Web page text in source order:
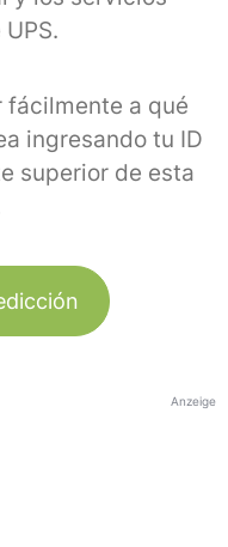
fácilmente a qué
ingresando tu ID
superior de esta
Anzeige